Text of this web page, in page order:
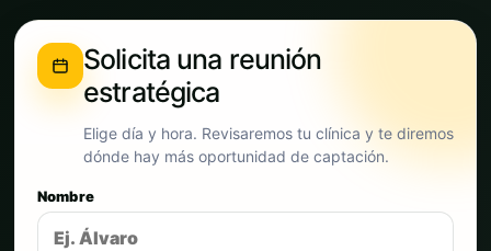
Solicita una reunión
estratégica
Elige día y hora. Revisaremos tu clínica y te diremos
dónde hay más oportunidad de captación.
Nombre